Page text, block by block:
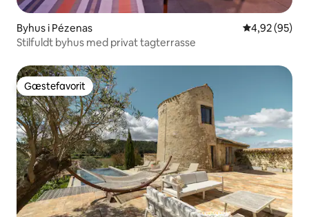
Byhus i Pézenas 4,92 ud af 5 i
4,92 (95)
Stilfuldt byhus med privat tagterrasse
Gæstefavorit
Gæstefavorit